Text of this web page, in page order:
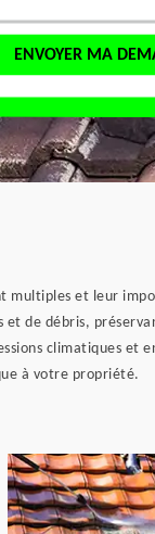
multiples et leur
de débris,
climatiques et
à votre propriété.